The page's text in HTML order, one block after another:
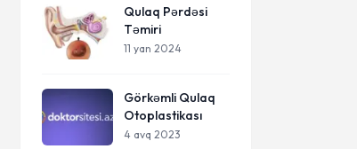
Qulaq Pərdəsi
Təmiri
11 yan 2024
Görkəmli Qulaq
Otoplastikası
4 avq 2023